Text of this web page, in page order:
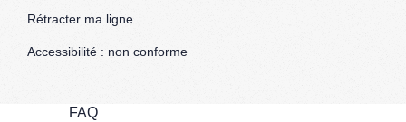
Rétracter ma ligne
Accessibilité : non conforme
FAQ